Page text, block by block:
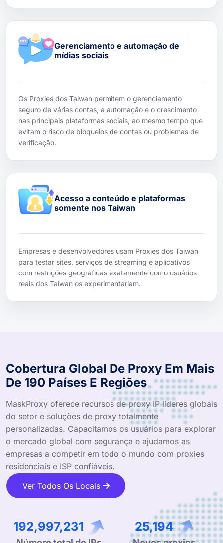
Gerenciamento e automação de
mídias sociais
Os Proxies dos Taiwan permitem o gerenciamento
seguro de várias contas, a automação e o crescimento
nas principais plataformas sociais, ao mesmo tempo que
evitam o risco de bloqueios de contas ou problemas de
verificação.
Acesso a conteúdo e plataformas
somente nos Taiwan
Empresas e desenvolvedores usam Proxies dos Taiwan
para testar sites, serviços de streaming e aplicativos
com restrições geográficas exatamente como usuários
reais dos Taiwan os experimentariam.
Cobertura Global De Proxy Em Mais
De 190 Países E Regiões
MaskProxy oferece recursos de proxy IP líderes globais
do setor e soluções de proxy totalmente
personalizadas. Capacitamos os usuários para explorar
o mercado global com segurança e ajudamos as
empresas a competir em todo o mundo com proxies
residenciais e ISP confiáveis.
Ver Todos Os Locais
333,082,007
43,482